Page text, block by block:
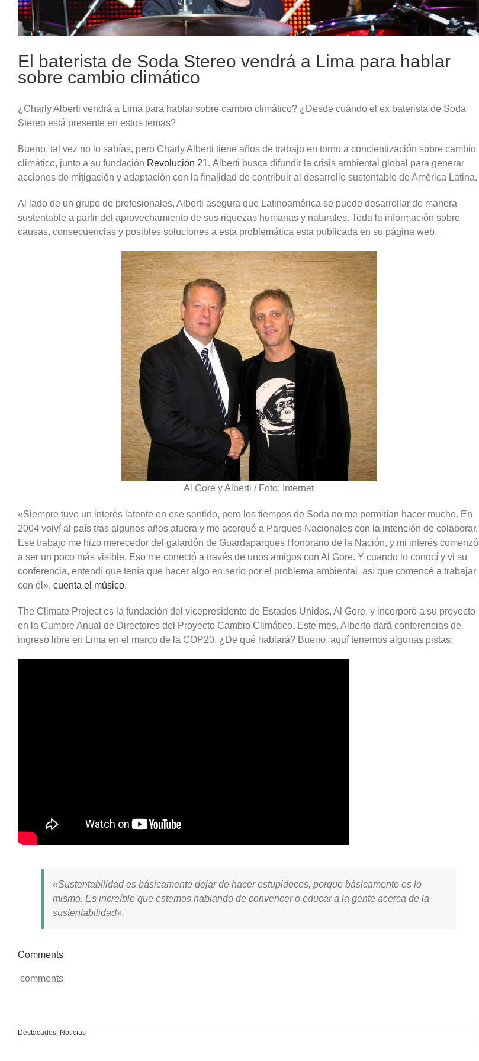
El baterista de Soda Stereo vendrá a Lima para hablar
sobre cambio climático
¿Charly Alberti vendrá a Lima para hablar sobre cambio climático? ¿Desde cuándo el ex baterista de Soda
Stereo está presente en estos temas?
Bueno, tal vez no lo sabías, pero Charly Alberti tiene años de trabajo en torno a concientización sobre cambio
climático, junto a su fundación Revolución 21. Alberti busca difundir la crisis ambiental global para generar
acciones de mitigación y adaptación con la finalidad de contribuir al desarrollo sustentable de América Latina.
Al lado de un grupo de profesionales, Alberti asegura que Latinoamérica se puede desarrollar de manera
sustentable a partir del aprovechamiento de sus riquezas humanas y naturales. Toda la información sobre
causas, consecuencias y posibles soluciones a esta problemática esta publicada en su página web.
Al Gore y Alberti / Foto: Internet
«Siempre tuve un interés latente en ese sentido, pero los tiempos de Soda no me permitían hacer mucho. En
2004 volví al país tras algunos años afuera y me acerqué a Parques Nacionales con la intención de colaborar.
Ese trabajo me hizo merecedor del galardón de Guardaparques Honorario de la Nación, y mi interés comenzó
a ser un poco más visible. Eso me conectó a través de unos amigos con Al Gore. Y cuando lo conocí y vi su
conferencia, entendí que tenía que hacer algo en serio por el problema ambiental, así que comencé a trabajar
con él», cuenta el músico.
The Climate Project es la fundación del vicepresidente de Estados Unidos, Al Gore, y incorporó a su proyecto
en la Cumbre Anual de Directores del Proyecto Cambio Climático. Este mes, Alberto dará conferencias de
ingreso libre en Lima en el marco de la COP20. ¿De qué hablará? Bueno, aquí tenemos algunas pistas:
«Sustentabilidad es básicamente dejar de hacer estupideces, porque básicamente es lo
mismo. Es increíble que estemos hablando de convencer o educar a la gente acerca de la
sustentabilidad».
Comments
comments
Destacados Noticias